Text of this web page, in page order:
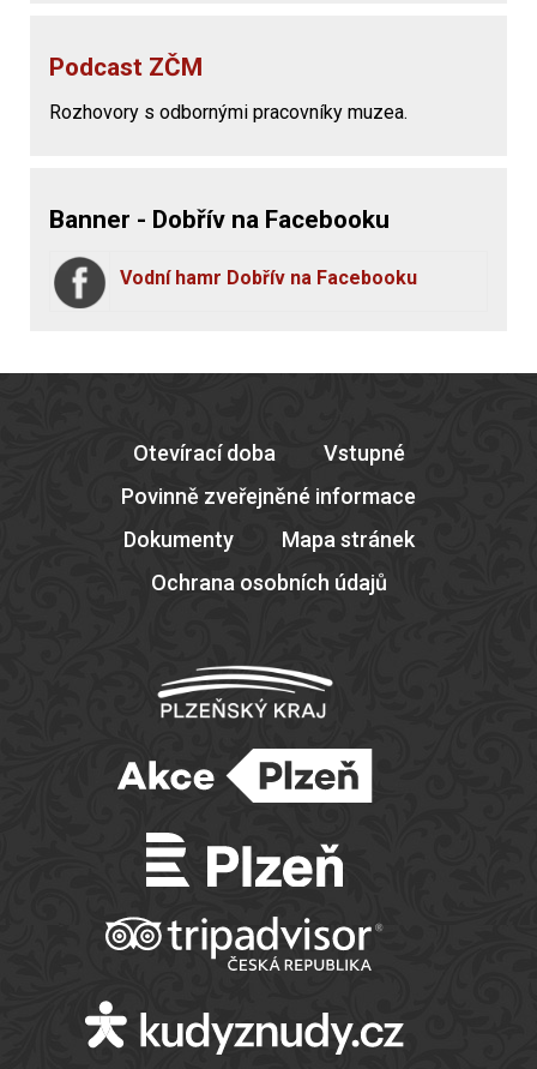
Podcast ZČM
Rozhovory s odbornými pracovníky muzea.
Banner - Dobřív na Facebooku
Vodní hamr Dobřív na Facebooku
Otevírací doba
Vstupné
Povinně zveřejněné informace
Dokumenty
Mapa stránek
Ochrana osobních údajů